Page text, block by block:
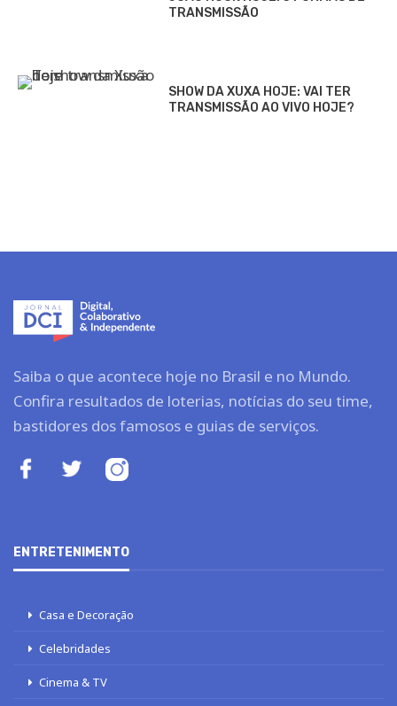
TRANSMISSÃO
SHOW DA XUXA HOJE: VAI TER
TRANSMISSÃO AO VIVO HOJE?
Saiba o que acontece hoje no Brasil e no Mundo.
Confira resultados de loterias, notícias do seu time,
bastidores dos famosos e guias de serviços.
ENTRETENIMENTO
Casa e Decoração
Celebridades
Cinema & TV